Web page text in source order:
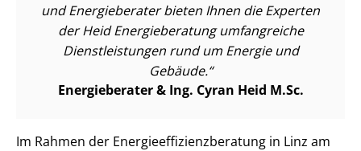
und Energieberater bieten Ihnen die Experten
der Heid Energieberatung umfangreiche
Dienst­leis­tun­gen rund um Energie und
Gebäude.
Energieberater & Ing. Cyran Heid M.Sc.
Im Rahmen der En­er­gie­ef­fi­zi­enz­be­ra­tung in Linz am